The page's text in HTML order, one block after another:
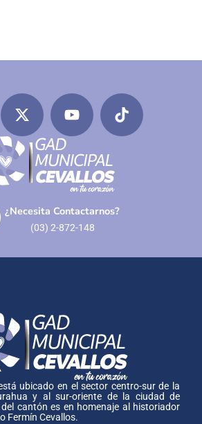
¿Necesita Contactarnos?
(03) 2-872-148
ubicado en el sector centro-sur de la
y al sur-oriente de la ciudad de
cantón es en homenaje al historiador
Fermín Cevallos.